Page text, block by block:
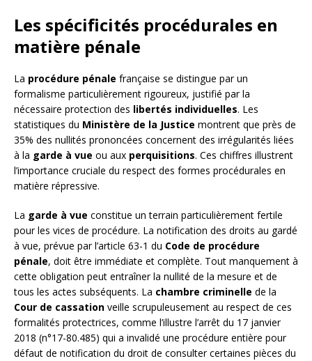
Les spécificités procédurales en
matière pénale
La procédure pénale française se distingue par un
formalisme particulièrement rigoureux, justifié par la
nécessaire protection des libertés individuelles. Les
statistiques du Ministère de la Justice montrent que près de
35% des nullités prononcées concernent des irrégularités liées
à la garde à vue ou aux perquisitions. Ces chiffres illustrent
l’importance cruciale du respect des formes procédurales en
matière répressive.
La garde à vue constitue un terrain particulièrement fertile
pour les vices de procédure. La notification des droits au gardé
à vue, prévue par l’article 63-1 du Code de procédure
pénale, doit être immédiate et complète. Tout manquement à
cette obligation peut entraîner la nullité de la mesure et de
tous les actes subséquents. La chambre criminelle de la
Cour de cassation veille scrupuleusement au respect de ces
formalités protectrices, comme l’illustre l’arrêt du 17 janvier
2018 (n°17-80.485) qui a invalidé une procédure entière pour
défaut de notification du droit de consulter certaines pièces du